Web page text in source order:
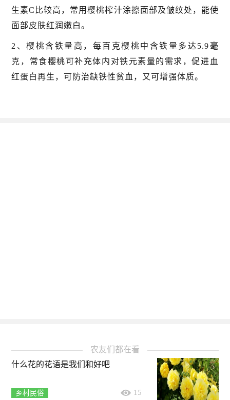
生素C比较高，常用樱桃榨汁涂擦面部及皱纹处，能使
面部皮肤红润嫩白。
2、樱桃含铁量高，每百克樱桃中含铁量多达5.9毫
克，常食樱桃可补充体内对铁元素量的需求，促进血
红蛋白再生，可防治缺铁性贫血，又可增强体质。
农友们都在看
什么花的花语是我们和好吧
乡村民俗 15